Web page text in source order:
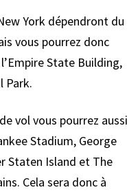
York dépendront du
vous pourrez donc
State Building,
Park.
vol vous pourrez aussi
Stadium, George
Staten Island et The
Cela sera donc à